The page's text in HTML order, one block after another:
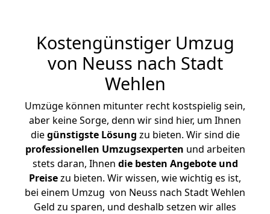
Kostengünstiger Umzug
von Neuss nach Stadt
Wehlen
Umzüge können mitunter recht kostspielig sein,
aber keine Sorge, denn wir sind hier, um Ihnen
diegünstigste Lösung zu bieten. Wir sind die
professionellen Umzugsexperten und arbeiten
stets daran, Ihnen die besten Angebote und
Preisezu bieten. Wir wissen, wie wichtig es ist,
bei einem Umzug von Neuss nach Stadt Wehlen
Geld zu sparen, und deshalb setzen wir alles